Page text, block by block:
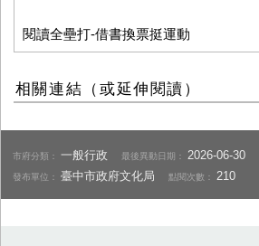
閱讀全壘打-借書換票挺運動
相關連結（或延伸閱讀）
市府分類：一般行政 最後異動日期：2026-06-30
發布單位：臺中市政府文化局 點閱次數：210